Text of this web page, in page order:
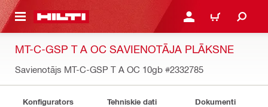
SATURU PIESLĒGTIES VAI
IEPIRKŠANĀS
MT-C-GSP T A OC SAVIENOTĀJA PLĀKSNE
Savienotājs MT-C-GSP T A OC 10gb #2332785
Konfigurators Tehniskie dati Dokumenti